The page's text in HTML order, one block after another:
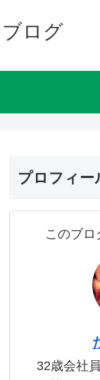
ログ
プロフィー
このブロ
32歳会社員